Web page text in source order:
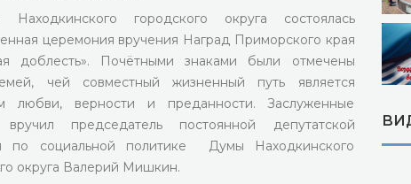
городского округа состоялась
церемония вручения Наград Приморского края
доблесть». Почётными знаками были отмечены
чей совместный жизненный путь является
любви, верности и преданности. Заслуженные
вручил председатель постоянной депутатской
по социальной политике Думы Находкинского
округа Валерий Мишкин.